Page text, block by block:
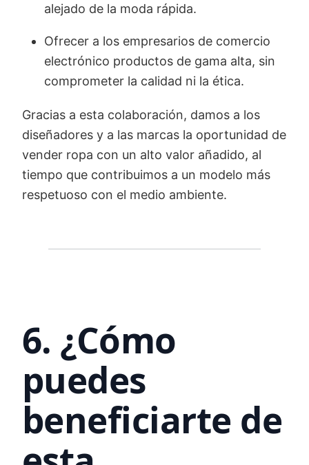
alejado de la moda rápida.
Ofrecer a los empresarios de comercio
electrónico productos de gama alta, sin
comprometer la calidad ni la ética.
Gracias a esta colaboración, damos a los
diseñadores y a las marcas la oportunidad de
vender ropa con un alto valor añadido, al
tiempo que contribuimos a un modelo más
respetuoso con el medio ambiente.
6. ¿Cómo
puedes
beneficiarte de